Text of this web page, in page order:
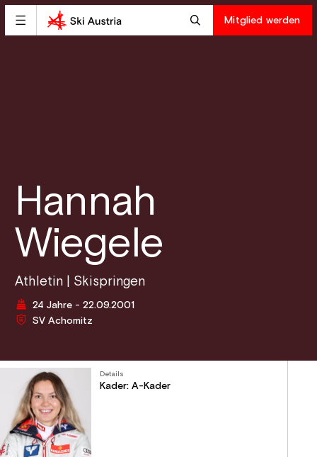
Mitglied werden
Hannah
Wiegele
Athletin | Skispringen
24 Jahre - 22.09.2001
SV Achomitz
Details
Kader: A-Kader